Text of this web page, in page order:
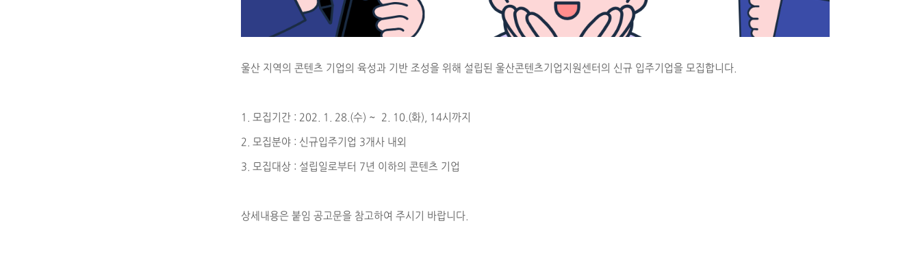
울산 지역의 콘텐츠 기업의 육성과 기반 조성을 위해 설립된 울산콘텐츠기업지원센터의 신규 입주기업을 모집합니다.
1. 모집기간 : 202. 1. 28.(수) ~ 2. 10.(화), 14시까지
2. 모집분야 : 신규입주기업 3개사 내외
3. 모집대상 : 설립일로부터 7년 이하의 콘텐츠 기업
상세내용은 붙임 공고문을 참고하여 주시기 바랍니다.